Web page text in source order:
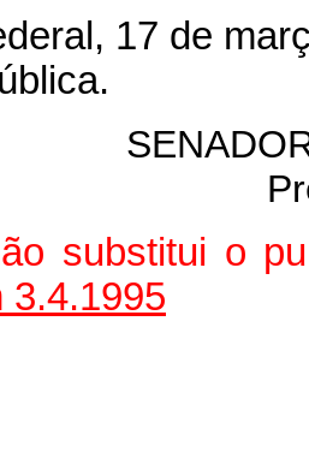
17 de
substitui o
3.4.1995